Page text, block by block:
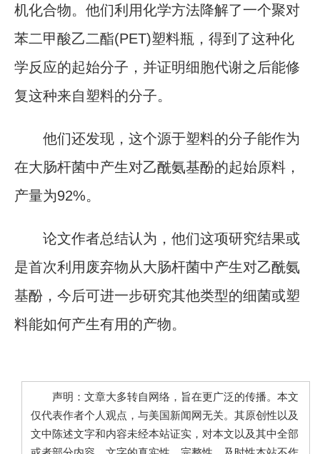
机化合物。他们利用化学方法降解了一个聚对
苯二甲酸乙二酯(PET)塑料瓶，得到了这种化
学反应的起始分子，并证明细胞代谢之后能修
复这种来自塑料的分子。
他们还发现，这个源于塑料的分子能作为
在大肠杆菌中产生对乙酰氨基酚的起始原料，
产量为92%。
论文作者总结认为，他们这项研究结果或
是首次利用废弃物从大肠杆菌中产生对乙酰氨
基酚，今后可进一步研究其他类型的细菌或塑
料能如何产生有用的产物。
声明：文章大多转自网络，旨在更广泛的传播。本文
仅代表作者个人观点，与美国新闻网无关。其原创性以及
文中陈述文字和内容未经本站证实，对本文以及其中全部